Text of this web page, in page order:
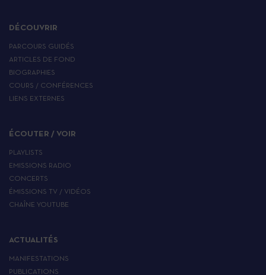
DÉCOUVRIR
PARCOURS GUIDÉS
ARTICLES DE FOND
BIOGRAPHIES
COURS / CONFÉRENCES
LIENS EXTERNES
ÉCOUTER / VOIR
PLAYLISTS
EMISSIONS RADIO
CONCERTS
ÉMISSIONS TV / VIDÉOS
CHAÎNE YOUTUBE
ACTUALITÉS
MANIFESTATIONS
PUBLICATIONS